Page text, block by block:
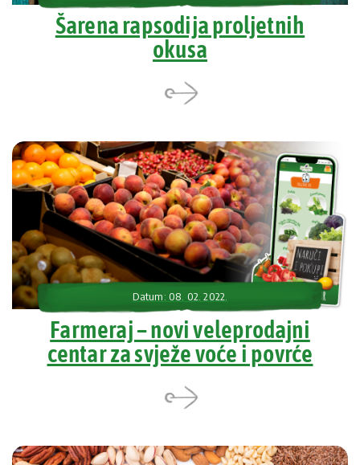
Šarena rapsodija proljetnih
okusa
Datum: 08. 02. 2022.
Farmeraj – novi veleprodajni
centar za svježe voće i povrće